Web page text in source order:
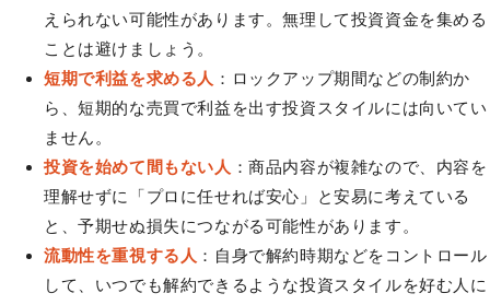
えられない可能性があります。無理して投資資金を集める
ことは避けましょう。
短期で利益を求める人 ：ロックアップ期間などの制約か
ら、短期的な売買で利益を出す投資スタイルには向いてい
ません。
投資を始めて間もない人 ：商品内容が複雑なので、内容を
理解せずに「プロに任せれば安心」と安易に考えている
と、予期せぬ損失につながる可能性があります。
流動性を重視する人 ：自身で解約時期などをコントロール
して、いつでも解約できるような投資スタイルを好む人に